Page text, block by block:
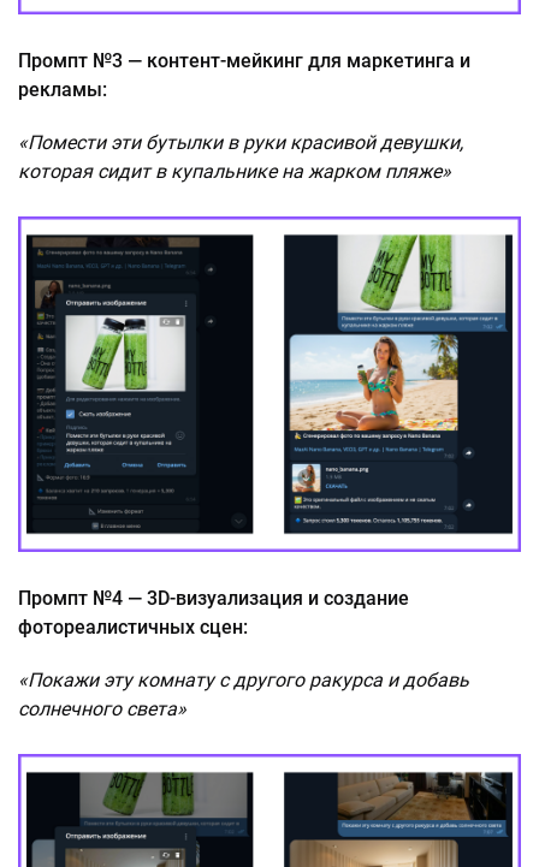
Промпт №3 — контент-мейкинг для маркетинга и
рекламы:
«Помести эти бутылки в руки красивой девушки,
которая сидит в купальнике на жарком пляже»
Промпт №4 — 3D-визуализация и создание
фотореалистичных сцен:
«Покажи эту комнату с другого ракурса и добавь
солнечного света»